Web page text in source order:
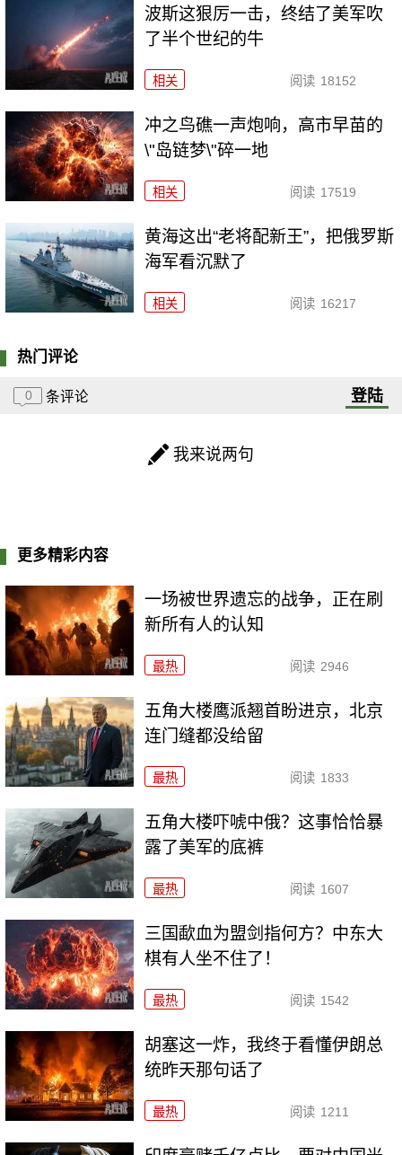
波斯这狠厉一击，终结了美军吹
了半个世纪的牛
相关 阅读 18152
冲之鸟礁一声炮响，高市早苗的
\"岛链梦\"碎一地
相关 阅读 17519
黄海这出“老将配新王”，把俄罗斯
海军看沉默了
相关 阅读 16217
热门评论
0 条评论 登陆
我来说两句
更多精彩内容
一场被世界遗忘的战争，正在刷
新所有人的认知
最热 阅读 2946
五角大楼鹰派翘首盼进京，北京
连门缝都没给留
最热 阅读 1833
五角大楼吓唬中俄？这事恰恰暴
露了美军的底裤
最热 阅读 1607
三国歃血为盟剑指何方？中东大
棋有人坐不住了！
最热 阅读 1542
胡塞这一炸，我终于看懂伊朗总
统昨天那句话了
最热 阅读 1211